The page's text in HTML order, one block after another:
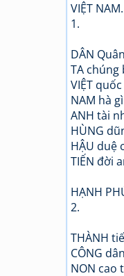
VIỆT
1.
DÂN
TA chúng
VIỆT
NAM hà
ANH tài
HÙNG
HẬU duệ
TIẾN đời
HẠNH
2.
THÀNH
CÔNG
NON cao